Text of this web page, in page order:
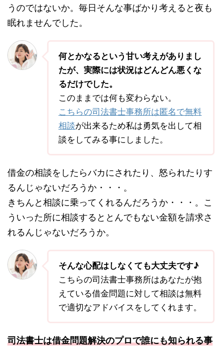
うのではないか。毎日そんな事ばかり考えると夜も
眠れませんでした。
何とかなるという甘い考えがありまし
たが、実際には状況はどんどん悪くな
るだけでした。
このままでは何も変わらない。
こちらの司法書士事務所は匿名で無料
相談が出来るため私は勇気を出して相
談をしてみる事にしました。
借金の相談をしたらバカにされたり、怒られたりす
るんじゃないだろうか・・・。
きちんと相談に乗ってくれるんだろうか・・・。こ
ういった所に相談するととんでもない金額を請求さ
れるんじゃないだろうか。
そんな心配はしなくても大丈夫です♪
こちらの司法書士事務所はあなたが抱
えている借金問題に対して相談は無料
で適切なアドバイスをしてくれます。
司法書士は借金問題解決のプロで誰にも知られる事